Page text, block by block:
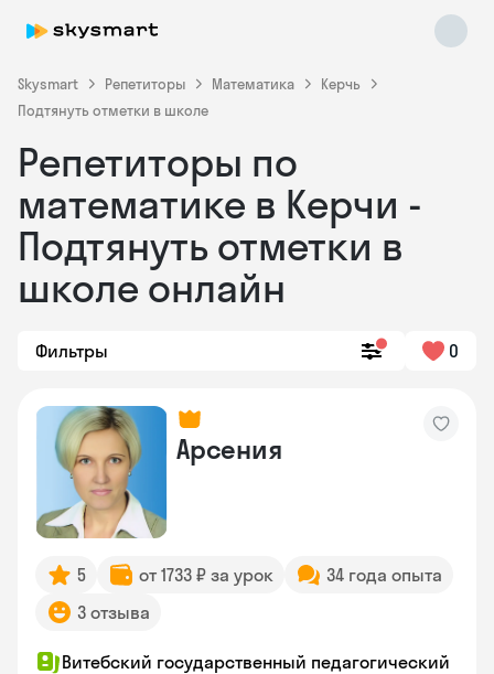
Skysmart Репетиторы Математика
Керчь
Подтянуть отметки в школе
Репетиторы по
математике в Керчи -
Подтянуть отметки в
школе онлайн
Фильтры 0
Арсения
5 от 1733 ₽ за урок
34 года опыта
3 отзыва
Витебский государственный педагогический
Skysmart Chat